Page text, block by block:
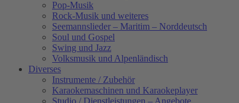
Pop-Musik
Rock-Musik und weiteres
Seemannslieder – Maritim – Norddeutsch
Soul und Gospel
Swing und Jazz
Volksmusik und Alpenländisch
Diverses
Instrumente / Zubehör
Karaokemaschinen und Karaokeplayer
Studio / Dienstleistungen – Angebote